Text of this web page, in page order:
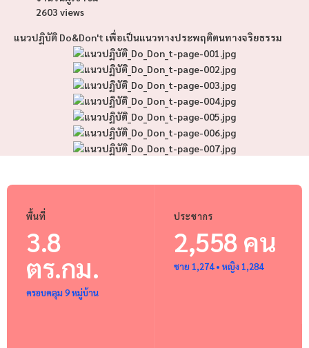
2603 views
แนวปฏิบัติ Do&Don't เพื่อเป็นแนวทางประพฤติตนทางจริยธรรม
พื้นที่
3.8
ตร.กม.
ครอบคลุม 9 หมู่บ้าน
ประชากร
2,558 คน
ชาย 1,274 • หญิง 1,284